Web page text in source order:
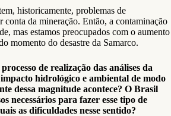
historicamente, problemas de
conta da mineração. Então, a contaminação
mas estamos preocupados com o aumento
momento do desastre da Samarco.
de realização das análises da
hidrológico e ambiental de modo
dessa magnitude acontece? O Brasil
necessários para fazer esse tipo de
as dificuldades nesse sentido?